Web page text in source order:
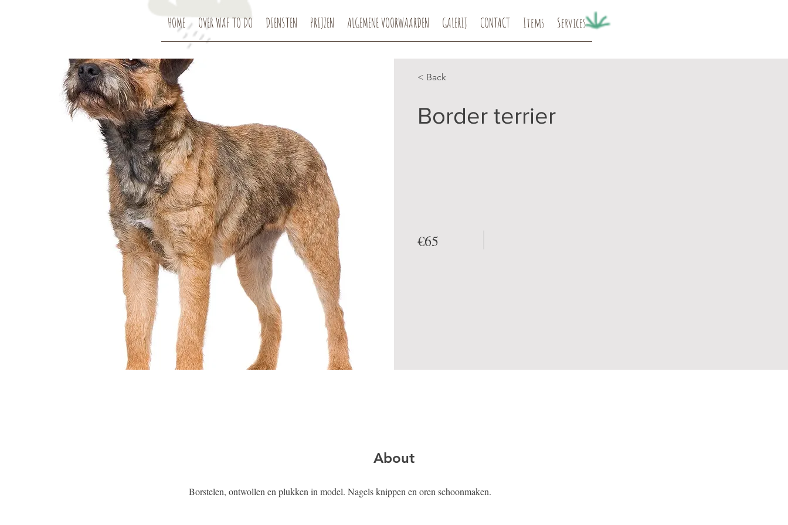
HOME OVER WAF TO DO DIENSTEN PRIJZEN ALGEMENE VOORWAARDEN GALERIJ CONTACT Items Services
< Back
Border terrier
€65
About
Borstelen, ontwollen en plukken in model. Nagels knippen en oren schoonmaken.